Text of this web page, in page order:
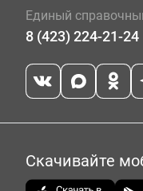
Единый
8 (423) 224-21-24
Скачивайте